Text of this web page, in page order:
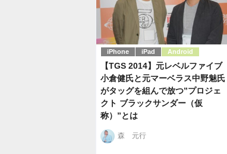
iPhone iPad Android
【TGS 2014】元レベルファイブ
小倉健氏と元マーベラス中野魅氏
がタッグを組んで放つ”プロジェ
クト ブラックサンダー（仮
称）”とは
森 元行